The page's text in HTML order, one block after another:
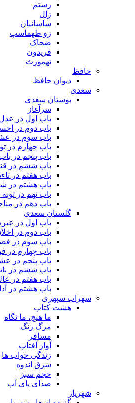
رستم
زال
ساسانیان
زو طهماسپ‏
ضحاک
فریدون
تهمورث
حافظ
دیوان حافظ
سعدی
بوستان سعدی
سرآغاز
باب اول در عدل
باب دوم در
باب سوم در
باب چهارم در
باب پنجم در
باب ششم در
باب هفتم در
باب هشتم در
باب نهم در
باب دهم در
گلستان سعدی
باب اول در
باب دوم در
باب سوم در
باب چهارم در
باب پنجم در
باب ششم در
باب هفتم در
باب هشتم در
سهراب سپهری
هشت کتاب
ما هیچ، ما نگاه
مرگ رنگ
مسافر
آواز آفتاب
زندگی خواب ها
شرق اندوه
حجم سبز
صدای پای آب
شهریار